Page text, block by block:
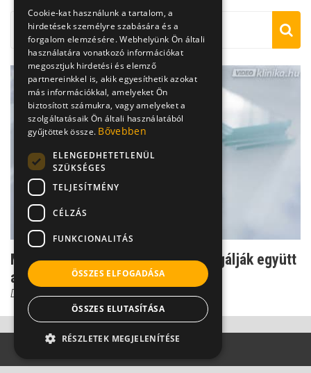
Mononukleózis és HIV - Ezért vizsgálják együtt
a kettőt
Dr. Tisza Tímea
Cookie-kat használunk a tartalom, a
hirdetések személyre szabására és a
forgalom elemzésére. Webhelyünk Ön általi
használatára vonatkozó információkat
megosztjuk hirdetési és elemző
partnereinkkel is, akik egyesíthetik azokat
más információkkal, amelyeket Ön
biztosított számukra, vagy amelyeket a
szolgáltatásaik Ön általi használatából
gyűjtöttek össze. Bővebben
ELENGEDHETETLENÜL
SZÜKSÉGES
TELJESÍTMÉNY
CÉLZÁS
FUNKCIONALITÁS
ÖSSZES ELFOGADÁSA
ÖSSZES ELUTASÍTÁSA
RÉSZLETEK MEGJELENÍTÉSE